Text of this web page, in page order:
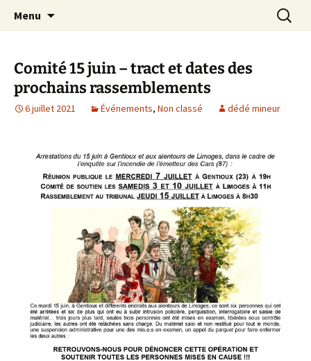
Le site du Collectif Stop Mines
23
Menu
Comité 15 juin – tract et dates des
prochains rassemblements
6 juillet 2021 Événements, Non classé dédé mineur